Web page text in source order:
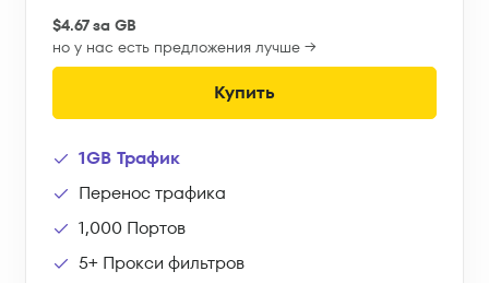
$4.67 за GB
но у нас есть предложения лучше →
Купить
1GB Трафик
Перенос трафика
1,000 Портов
5+ Прокси фильтров